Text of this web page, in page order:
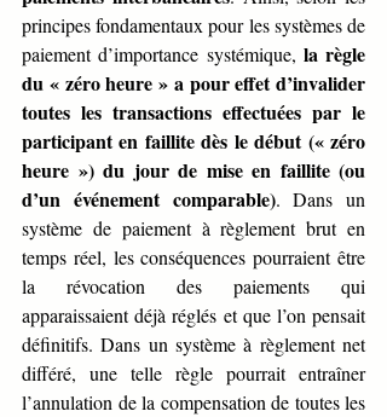
principes fondamentaux pour les systèmes de
paiement d’importance systémique, la règle
du « zéro heure » a pour effet d’invalider
toutes les transactions effectuées par le
participant en faillite dès le début (« zéro
heure ») du jour de mise en faillite (ou
d’un événement comparable). Dans un
système de paiement à règlement brut en
temps réel, les conséquences pourraient être
la révocation des paiements qui
apparaissaient déjà réglés et que l’on pensait
définitifs. Dans un système à règlement net
différé, une telle règle pourrait entraîner
l’annulation de la compensation de toutes les